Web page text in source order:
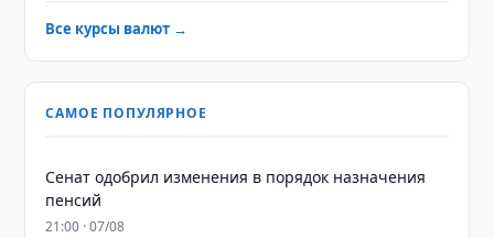
Все курсы валют →
САМОЕ ПОПУЛЯРНОЕ
Сенат одобрил изменения в порядок назначения
пенсий
21:00 · 07/08